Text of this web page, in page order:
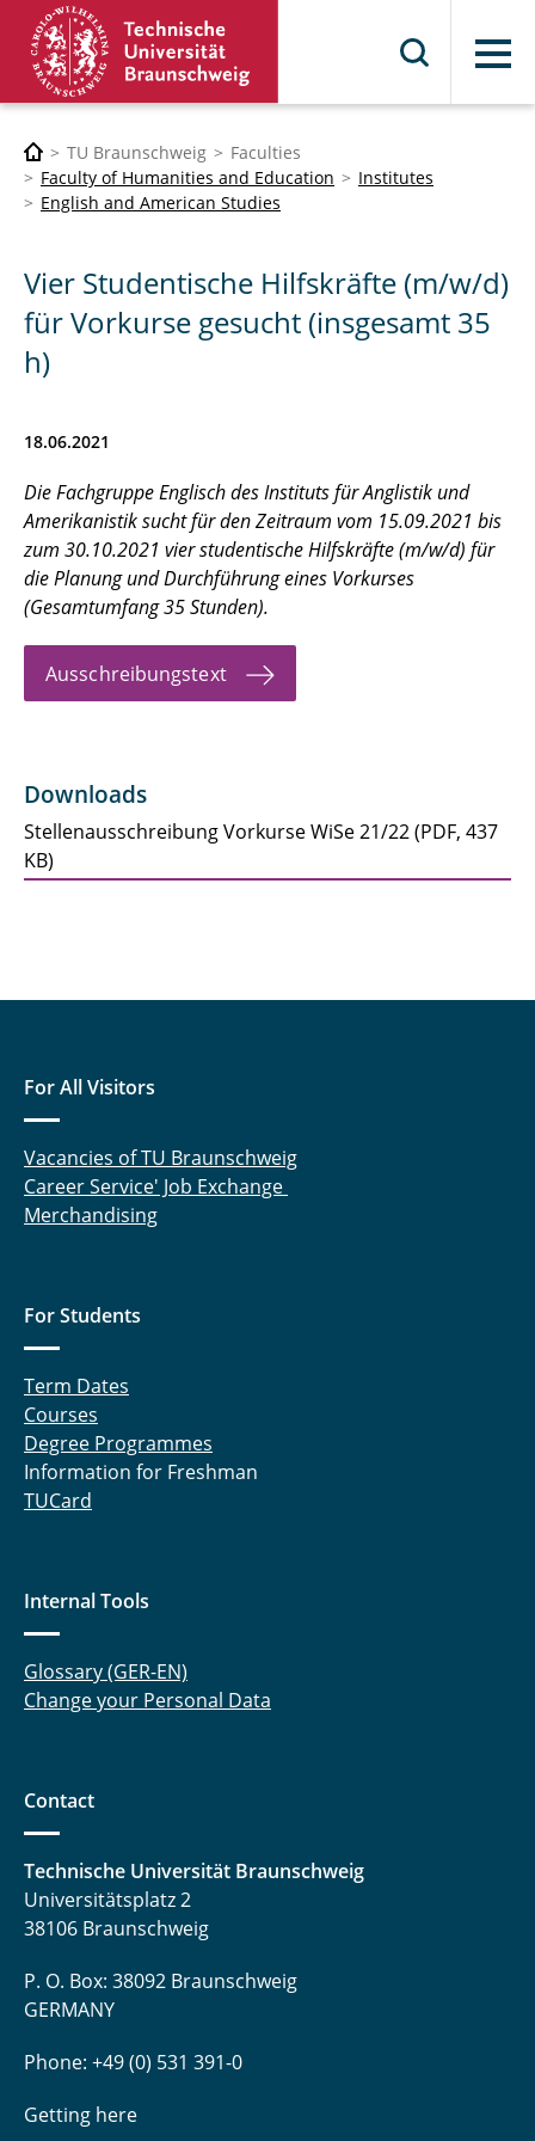
Menu
TU Braunschweig
Faculties
Faculty of Humanities and Education
Institutes
English and American Studies
Vier Studentische Hilfskräfte (m/w/d)
für Vorkurse gesucht (insgesamt 35
h)
18.06.2021
Die Fachgruppe Englisch des Instituts für Anglistik und
Amerikanistik sucht für den Zeitraum vom 15.09.2021 bis
zum 30.10.2021 vier studentische Hilfskräfte (m/w/d) für
die Planung und Durchführung eines Vorkurses
(Gesamtumfang 35 Stunden).
Ausschreibungstext
Downloads
Stellenausschreibung Vorkurse WiSe 21/22(PDF, 437
KB)
For All Visitors
Vacancies of TU Braunschweig
Career Service' Job Exchange
Merchandising
For Students
Term Dates
Courses
Degree Programmes
Information for Freshman
TUCard
Internal Tools
Glossary (GER-EN)
Change your Personal Data
Contact
Technische Universität Braunschweig
Universitätsplatz 2
38106 Braunschweig
P. O. Box: 38092 Braunschweig
GERMANY
Phone: +49 (0) 531 391-0
Getting here